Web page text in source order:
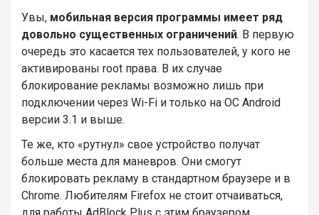
Увы, мобильная версия программы имеет ряд
довольно существенных ограничений. В первую
очередь это касается тех пользователей, у кого не
активированы root права. В их случае
блокирование рекламы возможно лишь при
подключении через Wi-Fi и только на ОС Android
версии 3.1 и выше.
Те же, кто «рутнул» свое устройство получат
больше места для маневров. Они смогут
блокировать рекламу в стандартном браузере и в
Chrome. Любителям Firefox не стоит отчаиваться,